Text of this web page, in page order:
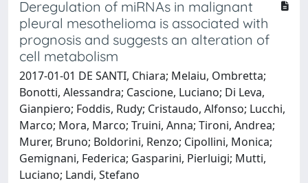
Deregulation of miRNAs in malignant
pleural mesothelioma is associated with
prognosis and suggests an alteration of
cell metabolism
2017-01-01 DE SANTI, Chiara; Melaiu, Ombretta;
Bonotti, Alessandra; Cascione, Luciano; Di Leva,
Gianpiero; Foddis, Rudy; Cristaudo, Alfonso; Lucchi,
Marco; Mora, Marco; Truini, Anna; Tironi, Andrea;
Murer, Bruno; Boldorini, Renzo; Cipollini, Monica;
Gemignani, Federica; Gasparini, Pierluigi; Mutti,
Luciano; Landi, Stefano